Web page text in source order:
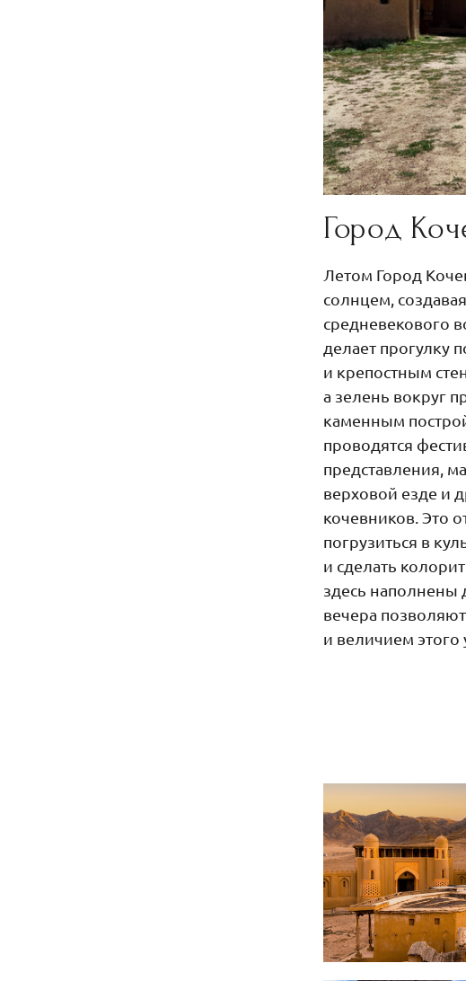
Город
Летом Город
солнцем,
средневекового
делает прогулку
и крепостным
а зелень вокруг
каменным
проводятся
представления,
верховой езде и
кочевников. Это
погрузиться в
и сделать
здесь наполнены
вечера
и величием этого